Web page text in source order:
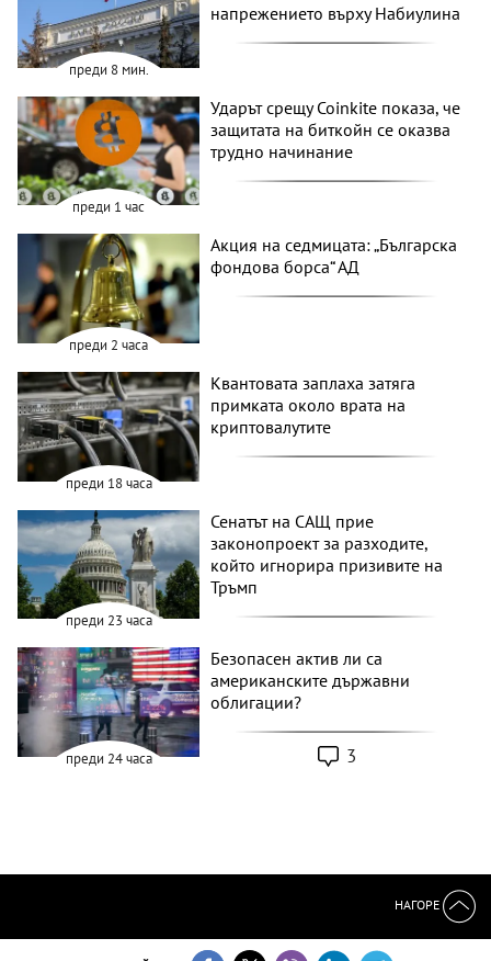
преди 8 мин.
напрежението върху Набиулина
преди 1 час
Ударът срещу Coinkite показа, че
защитата на биткойн се оказва
трудно начинание
преди 2 часа
Акция на седмицата: „Българска
фондова борса“ АД
преди 18 часа
Квантовата заплаха затяга
примката около врата на
криптовалутите
преди 23 часа
Сенатът на САЩ прие
законопроект за разходите,
който игнорира призивите на
Тръмп
преди 24 часа
Безопасен актив ли са
американските държавни
облигации?
3
НАГОРЕ